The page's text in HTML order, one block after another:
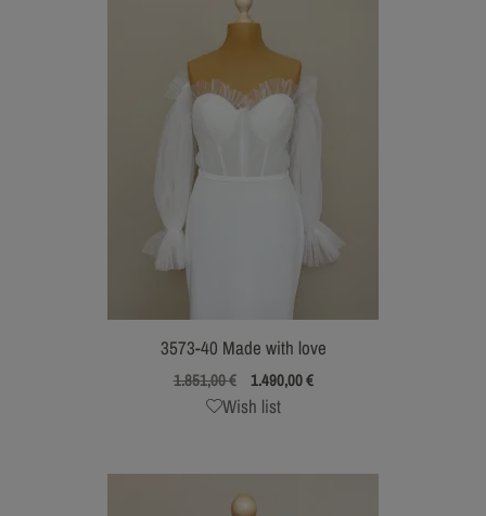
3573-40 Made with love
1.851,00€
Ursprünglicher
Preis
1.490,00€Aktueller
Wish list